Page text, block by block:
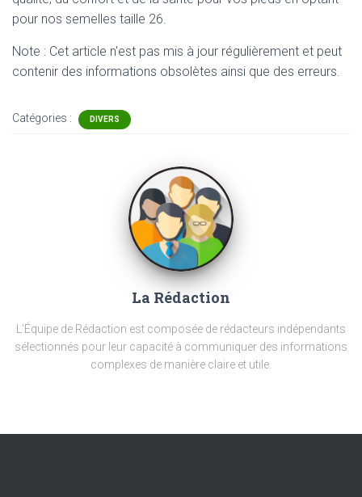
pour nos semelles taille 26.
Note : Cet article n'est pas mis à jour régulièrement et peut
contenir des informations obsolètes ainsi que des erreurs.
Catégories : DIVERS
La Rédaction
L'Équipe de Rédaction est composée de rédacteurs indépendants
sélectionnés pour leur capacité à communiquer des informations
complexes de manière claire et utile.